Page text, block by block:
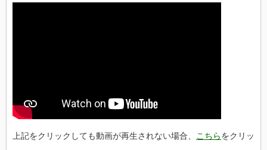
上記をクリックしても動画が再生されない場合、 こちらをクリッ